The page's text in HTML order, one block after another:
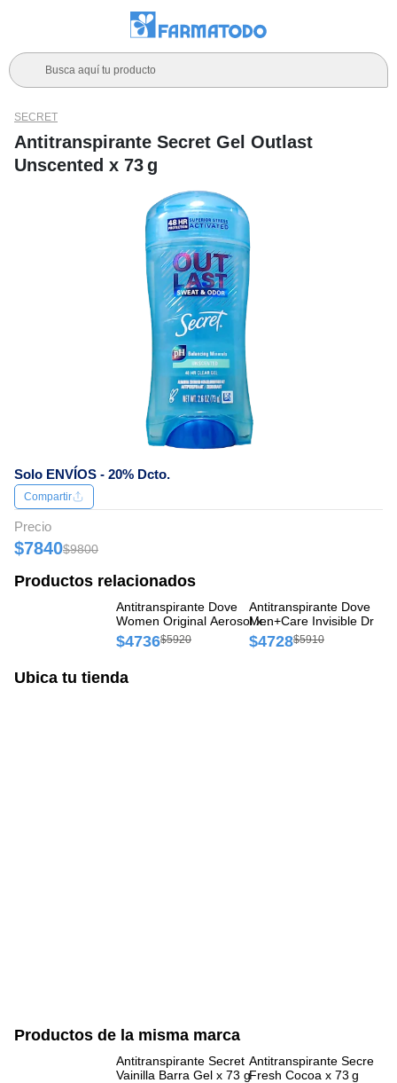
Busca aquí tu producto
Solo ENVÍOS - 20% Dcto.
SECRET
Antitranspirante Secret Gel Outlast
Unscented x 73 g
Compartir
Precio
$7840$9800
Productos relacionados
Antitranspirante Dove
Women Original Aerosol x
87 g
$4736$5920
Antitranspirante Dove
Men+Care Invisible Dry
Aerosol x 150 ml
$4728$5910
Ubica tu tienda
Productos de la misma marca
Antitranspirante Secret
Vainilla Barra Gel x 73 g
Antitranspirante Secret
Fresh Cocoa x 73 g